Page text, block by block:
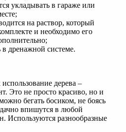
укладывать в гараже или
на раствор, который
и необходимо его
в дренажной системе.
дерева –
Это не просто красиво, но и
бегать босиком, не боясь
впишутся в любой
Используются разнообразные